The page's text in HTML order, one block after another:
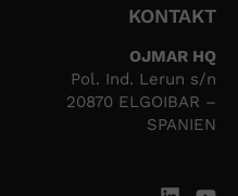
KONTAKT
OJMAR HQ
Pol. Ind. Lerun s/n
20870 ELGOIBAR –
SPANIEN